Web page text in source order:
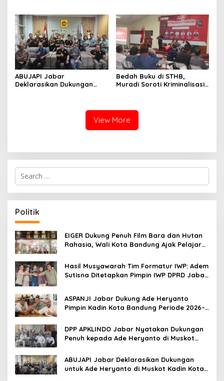
Bandung
ABUJAPI Jabar
Deklarasikan Dukungan
Bedah Buku di STHB,
Muradi Soroti Kriminalisasi
View More
S
r
c
h
f
o
r
:
Politik
EIGER Dukung Penuh Film Bara dan Hutan
Rahasia, Wali Kota Bandung Ajak Pelajar
Hasil Musyawarah Tim Formatur IWP: Adem
Sutisna Ditetapkan Pimpin IWP DPRD Jabar
ASPANJI Jabar Dukung Ade Heryanto
Pimpin Kadin Kota Bandung Periode 2026–
DPP APKLINDO Jabar Nyatakan Dukungan
Penuh kepada Ade Heryanto di Muskot
ABUJAPI Jabar Deklarasikan Dukungan
untuk Ade Heryanto di Muskot Kadin Kota